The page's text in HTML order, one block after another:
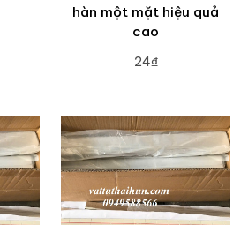
hàn một mặt hiệu quả
cao
24₫